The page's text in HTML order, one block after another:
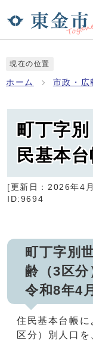
現在の位置
ホーム 市政・広
町丁字
民基本台
[更新日： 2026年4
ID:9694
町丁字別
齢（3区
令和8年4
住民基本台帳
区分）別人口を